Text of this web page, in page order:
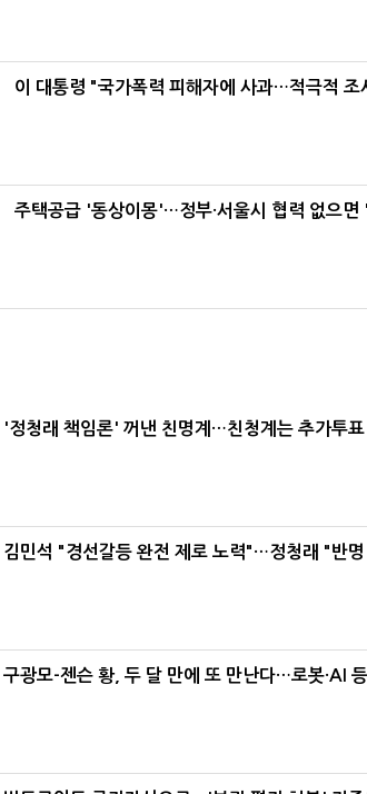
이 대통령 "국가폭력 피해자에 사과…적극적 조
주택공급 '동상이몽'…정부·서울시 협력 없으면
'정청래 책임론' 꺼낸 친명계…친청계는 추가투표
김민석 "경선갈등 완전 제로 노력"…정청래 "반명
구광모-젠슨 황, 두 달 만에 또 만난다…로봇·AI 등